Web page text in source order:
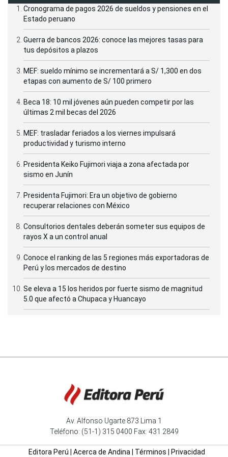
Cronograma de pagos 2026 de sueldos y pensiones en el
Estado peruano
Guerra de bancos 2026: conoce las mejores tasas para
tus depósitos a plazos
MEF: sueldo mínimo se incrementará a S/ 1,300 en dos
etapas con aumento de S/ 100 primero
Beca 18: 10 mil jóvenes aún pueden competir por las
últimas 2 mil becas del 2026
MEF: trasladar feriados a los viernes impulsará
productividad y turismo interno
Presidenta Keiko Fujimori viaja a zona afectada por
sismo en Junín
Presidenta Fujimori: Era un objetivo de gobierno
recuperar relaciones con México
Consultorios dentales deberán someter sus equipos de
rayos X a un control anual
Conoce el ranking de las 5 regiones más exportadoras de
Perú y los mercados de destino
Se eleva a 15 los heridos por fuerte sismo de magnitud
5.0 que afectó a Chupaca y Huancayo
Av. Alfonso Ugarte 873 Lima 1
Teléfono: (51-1) 315 0400 Fax: 431 2849
Editora Perú Acerca de Andina Términos Privacidad